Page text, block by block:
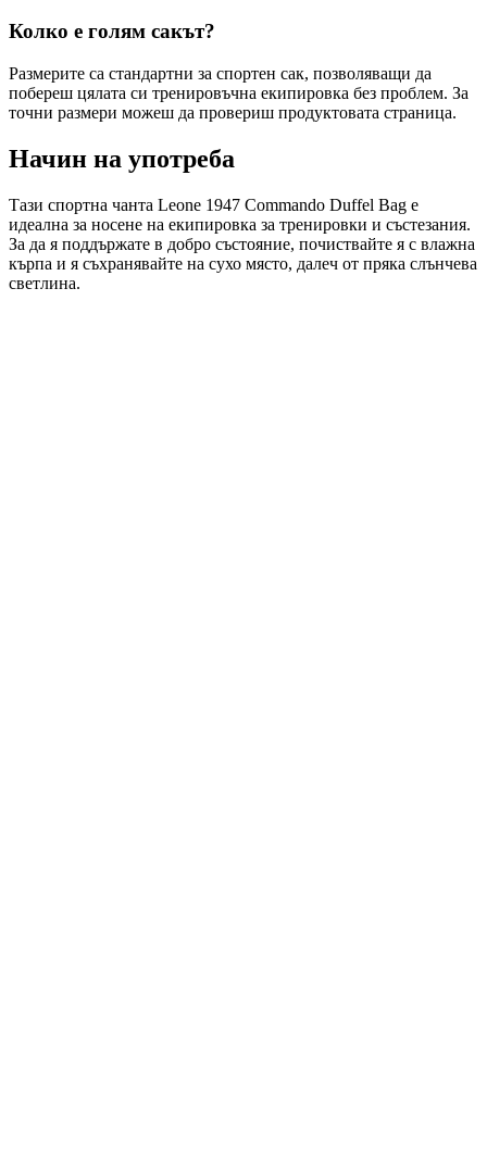
Колко е голям сакът?
Размерите са стандартни за спортен сак, позволяващи да
побереш цялата си тренировъчна екипировка без проблем. За
точни размери можеш да провериш продуктовата страница.
Начин на употреба
Тази спортна чанта Leone 1947 Commando Duffel Bag е
идеална за носене на екипировка за тренировки и състезания.
За да я поддържате в добро състояние, почиствайте я с влажна
кърпа и я съхранявайте на сухо място, далеч от пряка слънчева
светлина.